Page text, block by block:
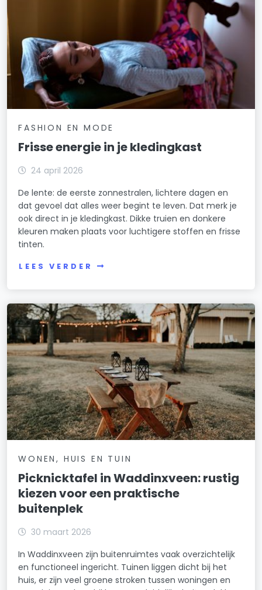
FASHION EN MODE
Frisse energie in je kledingkast
24 april 2026
De lente: de eerste zonnestralen, lichtere dagen en
dat gevoel dat alles weer begint te leven. Dat merk je
ook direct in je kledingkast. Dikke truien en donkere
kleuren maken plaats voor luchtigere stoffen en frisse
tinten.
LEES VERDER
WONEN, HUIS EN TUIN
Picknicktafel in Waddinxveen: rustig
kiezen voor een praktische
buitenplek
30 maart 2026
In Waddinxveen zijn buitenruimtes vaak overzichtelijk
en functioneel ingericht. Tuinen liggen dicht bij het
huis, er zijn veel groene stroken tussen woningen en